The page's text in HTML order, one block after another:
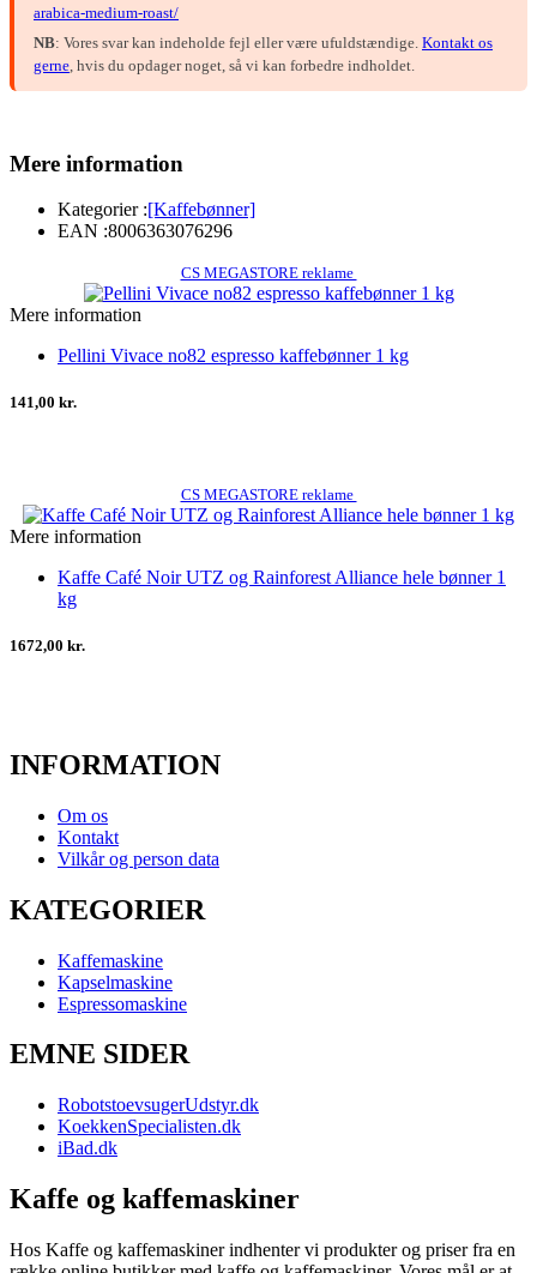
arabica-medium-roast/
NB: Vores svar kan indeholde fejl eller være ufuldstændige. Kontakt os
gerne , hvis du opdager noget, så vi kan forbedre indholdet.
Mere information
Kategorier :[Kaffebønner]
EAN :8006363076296
CS MEGASTORE reklame
Mere information
Pellini Vivace no82 espresso kaffebønner 1 kg
141,00 kr.
CS MEGASTORE reklame
Mere information
Kaffe Café Noir UTZ og Rainforest Alliance hele bønner 1
kg
1672,00 kr.
INFORMATION
Om os
Kontakt
Vilkår og person data
KATEGORIER
Kaffemaskine
Kapselmaskine
Espressomaskine
EMNE SIDER
RobotstoevsugerUdstyr.dk
KoekkenSpecialisten.dk
iBad.dk
Kaffe og kaffemaskiner
Hos Kaffe og kaffemaskiner indhenter vi produkter og priser fra en